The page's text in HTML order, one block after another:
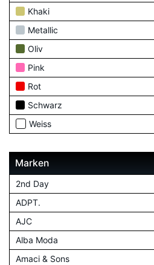
Khaki
Metallic
Oliv
Pink
Rot
Schwarz
Weiss
Marken
2nd Day
ADPT.
AJC
Alba Moda
Amaci & Sons